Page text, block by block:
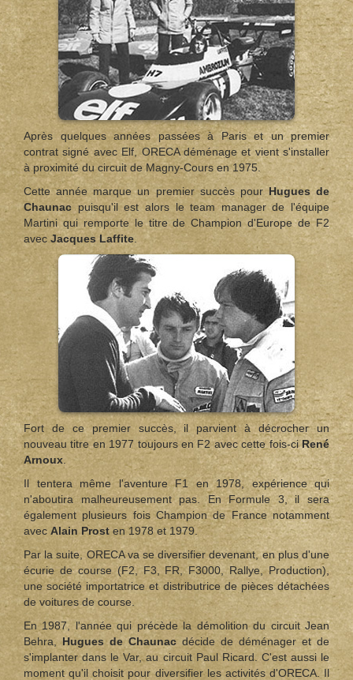
Après quelques années passées à Paris et un premier
contrat signé avec Elf, ORECA déménage et vient s'installer
à proximité du circuit de Magny-Cours en 1975.
Cette année marque un premier succès pourHugues de
Chaunacpuisqu'il est alors le team manager de l'équipe
Martini qui remporte le titre de Champion d'Europe de F2
avec Jacques Laffite
Fort de ce premier succès, il parvient à décrocher un
nouveau titre en 1977 toujours en F2 avec cette fois-ciRené
Arnoux
Il tentera même l'aventure F1 en 1978, expérience qui
n'aboutira malheureusement pas. En Formule 3, il sera
également plusieurs fois Champion de France notamment
avec Alain Prost en 1978 et 1979.
Par la suite, ORECA va se diversifier devenant, en plus d'une
écurie de course (F2, F3, FR, F3000, Rallye, Production),
une société importatrice et distributrice de pièces détachées
de voitures de course.
En 1987, l'année qui précède la démolition du circuit Jean
Behra,Hugues de Chaunac décide de déménager et de
s'implanter dans le Var, au circuit Paul Ricard. C'est aussi le
moment qu'il choisit pour diversifier les activités d'ORECA. Il